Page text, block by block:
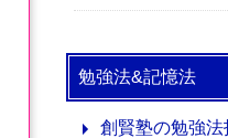
勉強法&記憶法
創賢塾の勉強